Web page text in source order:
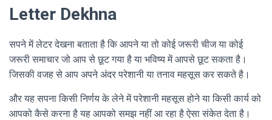
Letter Dekhna
सपने में लेटर देखना बताता है कि आपने या तो कोई जरूरी चीज या कोई
जरूरी समाचार जो आप से छूट गया है या भविष्य में आपसे छूट सकता है।
जिसकी वजह से आप अपने अंदर परेशानी या तनाव महसूस कर सकते है।
और यह सपना किसी निर्णय के लेने में परेशानी महसूस होने या किसी कार्य को
आपको कैसे करना है यह आपको समझ नहीं आ रहा है ऐसा संकेत देता है।